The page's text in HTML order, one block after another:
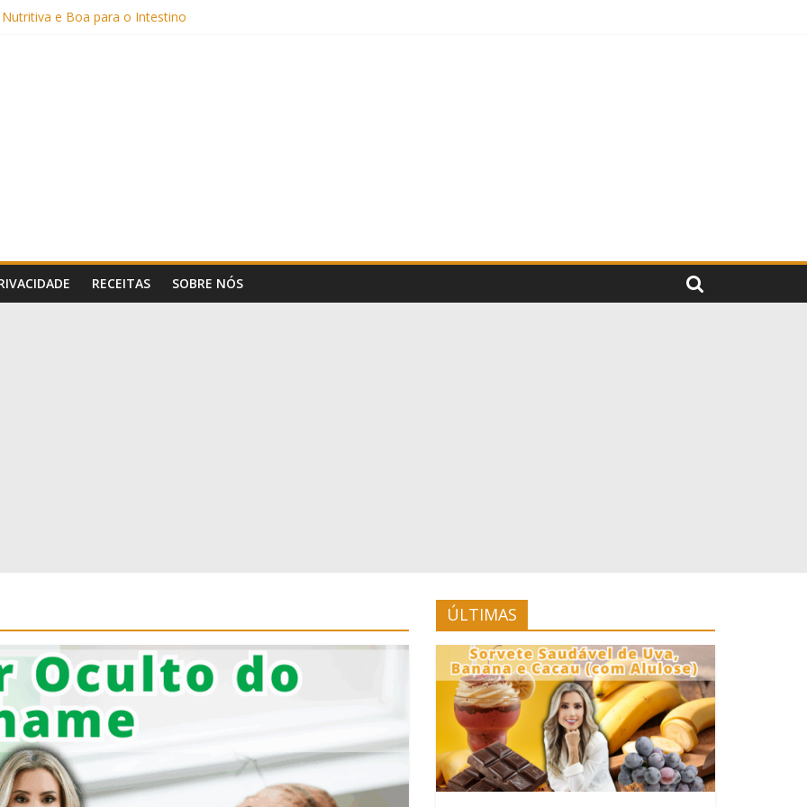
e Boa para o Intestino
(Sem Forno, Fácil e Fofinho)
Receita Prática e Deliciosa
RECEITAS SOBRE NÓS
ÚLTIMAS